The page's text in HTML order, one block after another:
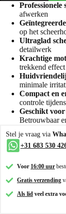
Professionele
afwerken
op het
Ultraglad
detailwerk
Krachtige
trekkend effect
minimale
Compact en
controle
Geschikt
Betrouwbaar
Stel je vraag via
+31 683 530
Voor 16:00 uur
Gratis verzending
Als lid veel extra